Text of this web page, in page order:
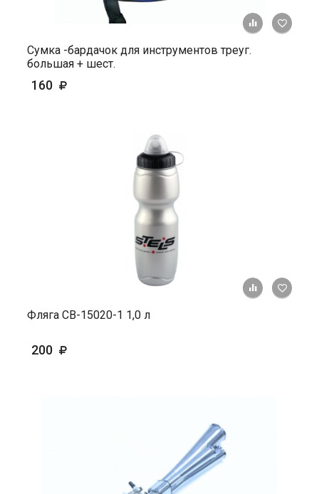
+ К
Сумка -бардачок для инструментов треуг.
большая + шест.
160
+ К
Фляга СВ-15020-1 1,0 л
200